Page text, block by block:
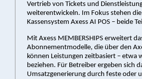
Vertrieb von Tickets und
weiterentwickeln. Im Fokus stehen
Kassensystem Axess AI POS – beide
Mit Axess MEMBERSHIPS erweitert
Abonnementmodelle, die über den
können Leistungen zeitbasiert –
beziehen. Für Betreiber ergeben sich
Umsatzgenerierung durch feste oder